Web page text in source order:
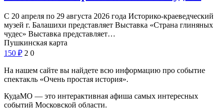
С 20 апреля по 29 августа 2026 года Историко-краеведческий
музей г. Балашихи представляет Выставка «Страна глиняных
чудес» Выставка представляет…
Пушкинская карта
150 ₽ 2 0
На нашем сайте вы найдете всю информацию про событие
спектакль «Очень простая история».
КудаМО — это интерактивная афиша самых интересных
событий Московской области.